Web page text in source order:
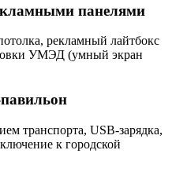
панелями
рекламный лайтбокс
УМЭД (умный экран
транспорта, USB-зарядка,
к городской